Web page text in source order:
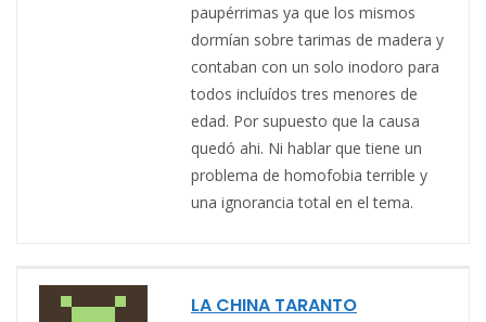
paupérrimas ya que los mismos
dormían sobre tarimas de madera y
contaban con un solo inodoro para
todos incluídos tres menores de
edad. Por supuesto que la causa
quedó ahi. Ni hablar que tiene un
problema de homofobia terrible y
una ignorancia total en el tema.
LA CHINA TARANTO